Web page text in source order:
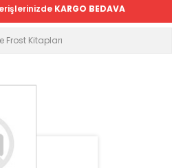
KARGO BEDAVA
Frost Kitapları